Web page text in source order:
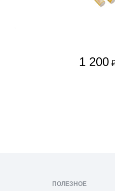
1 200
ПОЛЕЗНОЕ